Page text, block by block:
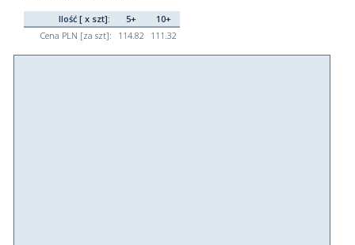
Ilość [ x szt]: 5+
10+
Cena PLN [za szt]:
114.82 111.32